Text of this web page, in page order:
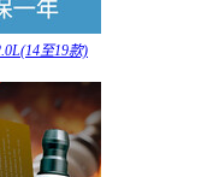
至19款)